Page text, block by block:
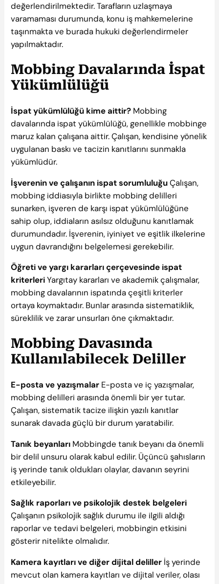
değerlendirilmektedir. Tarafların uzlaşmaya
varamaması durumunda, konu iş mahkemelerine
taşınmakta ve burada hukuki değerlendirmeler
yapılmaktadır.
Mobbing Davalarında İspat
Yükümlülüğü
İspat yükümlülüğü kime aittir? Mobbing
davalarında ispat yükümlülüğü, genellikle mobbinge
maruz kalan çalışana aittir. Çalışan, kendisine yönelik
uygulanan baskı ve tacizin kanıtlarını sunmakla
yükümlüdür.
İşverenin ve çalışanın ispat sorumluluğuÇalışan,
mobbing iddiasıyla birlikte mobbing delilleri
sunarken, işveren de karşı ispat yükümlülüğüne
sahip olup, iddiaların asılsız olduğunu kanıtlamak
durumundadır. İşverenin, iyiniyet ve eşitlik ilkelerine
uygun davrandığını belgelemesi gerekebilir.
Öğreti ve yargı kararları çerçevesinde ispat
kriterleriYargıtay kararları ve akademik çalışmalar,
mobbing davalarının ispatında çeşitli kriterler
ortaya koymaktadır. Bunlar arasında sistematiklik,
süreklilik ve zarar unsurları öne çıkmaktadır.
Mobbing Davasında
Kullanılabilecek Deliller
E-posta ve yazışmalar E-posta ve iç yazışmalar,
mobbing delilleri arasında önemli bir yer tutar.
Çalışan, sistematik tacize ilişkin yazılı kanıtlar
sunarak davada güçlü bir durum yaratabilir.
Tanık beyanları Mobbingde tanık beyanı da önemli
bir delil unsuru olarak kabul edilir. Üçüncü şahısların
iş yerinde tanık oldukları olaylar, davanın seyrini
etkileyebilir.
Sağlık raporları ve psikolojik destek belgeleri
Çalışanın psikolojik sağlık durumu ile ilgili aldığı
raporlar ve tedavi belgeleri, mobbingin etkisini
gösterir nitelikte olmalıdır.
Kamera kayıtları ve diğer dijital deliller İş yerinde
mevcut olan kamera kayıtları ve dijital veriler, olası